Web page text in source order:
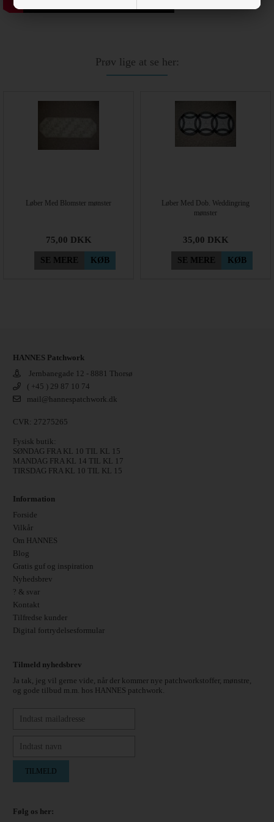
Prøv lige at se her:
Løber Med Blomster mønster
75,00 DKK
SE MERE KØB
Løber Med Dob. Weddingring
mønster
35,00 DKK
SE MERE KØB
HANNES Patchwork
Jernbanegade 12 - 8881 Thorsø
( +45 ) 29 87 10 74
mail@hannespatchwork.dk
CVR: 27275265
Fysisk butik:
SØNDAG FRA KL 10 TIL KL 15
MANDAG FRA KL 14 TIL KL 17
TIRSDAG FRA KL 10 TIL KL 15
Information
Forside
Vilkår
Om HANNES
Blog
Gratis guf og inspiration
Nyhedsbrev
? & svar
Kontakt
Tilfredse kunder
Digital fortrydelsesformular
Tilmeld nyhedsbrev
Ja tak, jeg vil gerne vide, når der kommer nye patchworkstoffer, mønstre,
og gode tilbud m.m. hos HANNES patchwork.
Følg os her: